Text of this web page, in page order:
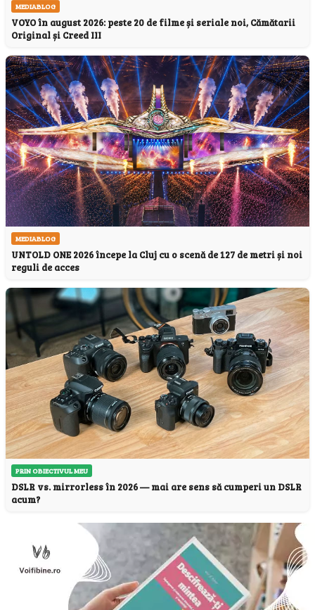
MEDIABLOG
VOYO în august 2026: peste 20 de filme și seriale noi, Cămătarii
Original și Creed III
MEDIABLOG
UNTOLD ONE 2026 începe la Cluj cu o scenă de 127 de metri și noi
reguli de acces
PRIN OBIECTIVUL MEU
DSLR vs. mirrorless în 2026 — mai are sens să cumperi un DSLR
acum?